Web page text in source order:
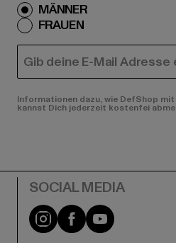
MÄNNER
FRAUEN
E-MAIL
Informationen dazu, wie DefShop
kannst Dich jederzeit kostenfei
Instagram
FacebookYouTube